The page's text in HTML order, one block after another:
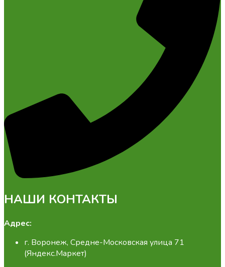
НАШИ КОНТАКТЫ
Адрес:
г. Воронеж, Средне-Московская улица 71
(Яндекс.Маркет)